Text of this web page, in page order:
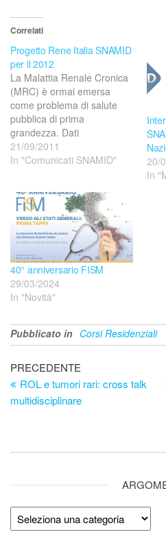
Correlati
Progetto Rene Italia SNAMID
per il 2012
La Malattia Renale Cronica
(MRC) è ormai emersa
come problema di salute
pubblica di prima
grandezza. Dati
epidemiologici, che
derivano da studi di
delle grandi priorità dell’era
della transizione
epidemiologica. È stimabile
che nella popolazione
adulta (> 18 anni) circa 1
individuo su…
21/09/2011
In "Comunicati SNAMID"
20/
In
40° anniversario FISM
29/03/2024
In "Novità"
Pubblicato in Corsi Residenziali
Navigazione
articoli
Articolo
precedente
PRECEDENTE
ROL e tumori rari: cross talk
multidisciplinare
Argomenti